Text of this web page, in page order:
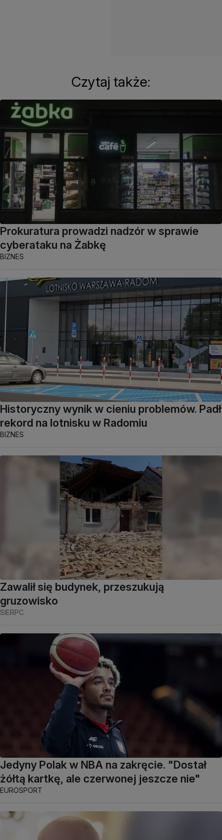
Czytaj także:
Prokuratura prowadzi nadzór w sprawie
cyberataku na Żabkę
BIZNES
Historyczny wynik w cieniu problemów. Padł
rekord na lotnisku w Radomiu
BIZNES
Zawalił się budynek, przeszukują
gruzowisko
SIERPC
Jedyny Polak w NBA na zakręcie. "Dostał
żółtą kartkę, ale czerwonej jeszcze nie"
EUROSPORT